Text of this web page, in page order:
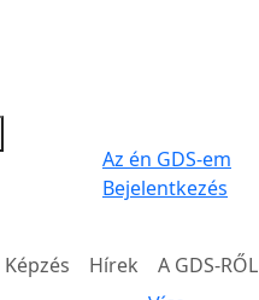
Az én GDS-em
Bejelentkezés
Képzés Hírek
A GDS-RŐL